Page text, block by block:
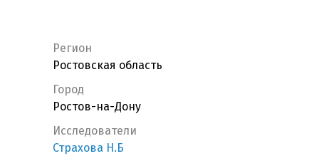
Регион
Ростовская область
Город
Ростов-на-Дону
Исследователи
Страхова Н.Б